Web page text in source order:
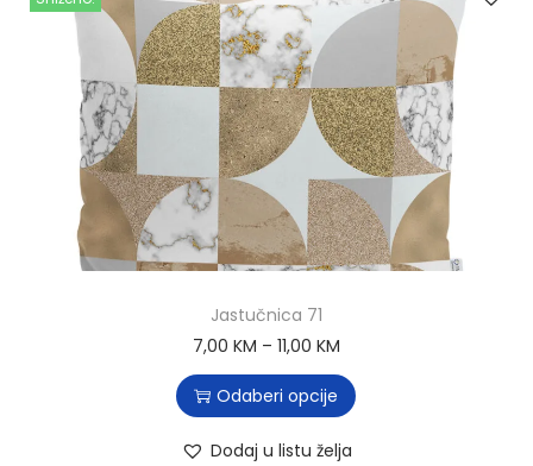
Jastučnica 71
7,00 KM – 11,00 KM
Odaberi opcije
Dodaj u listu želja